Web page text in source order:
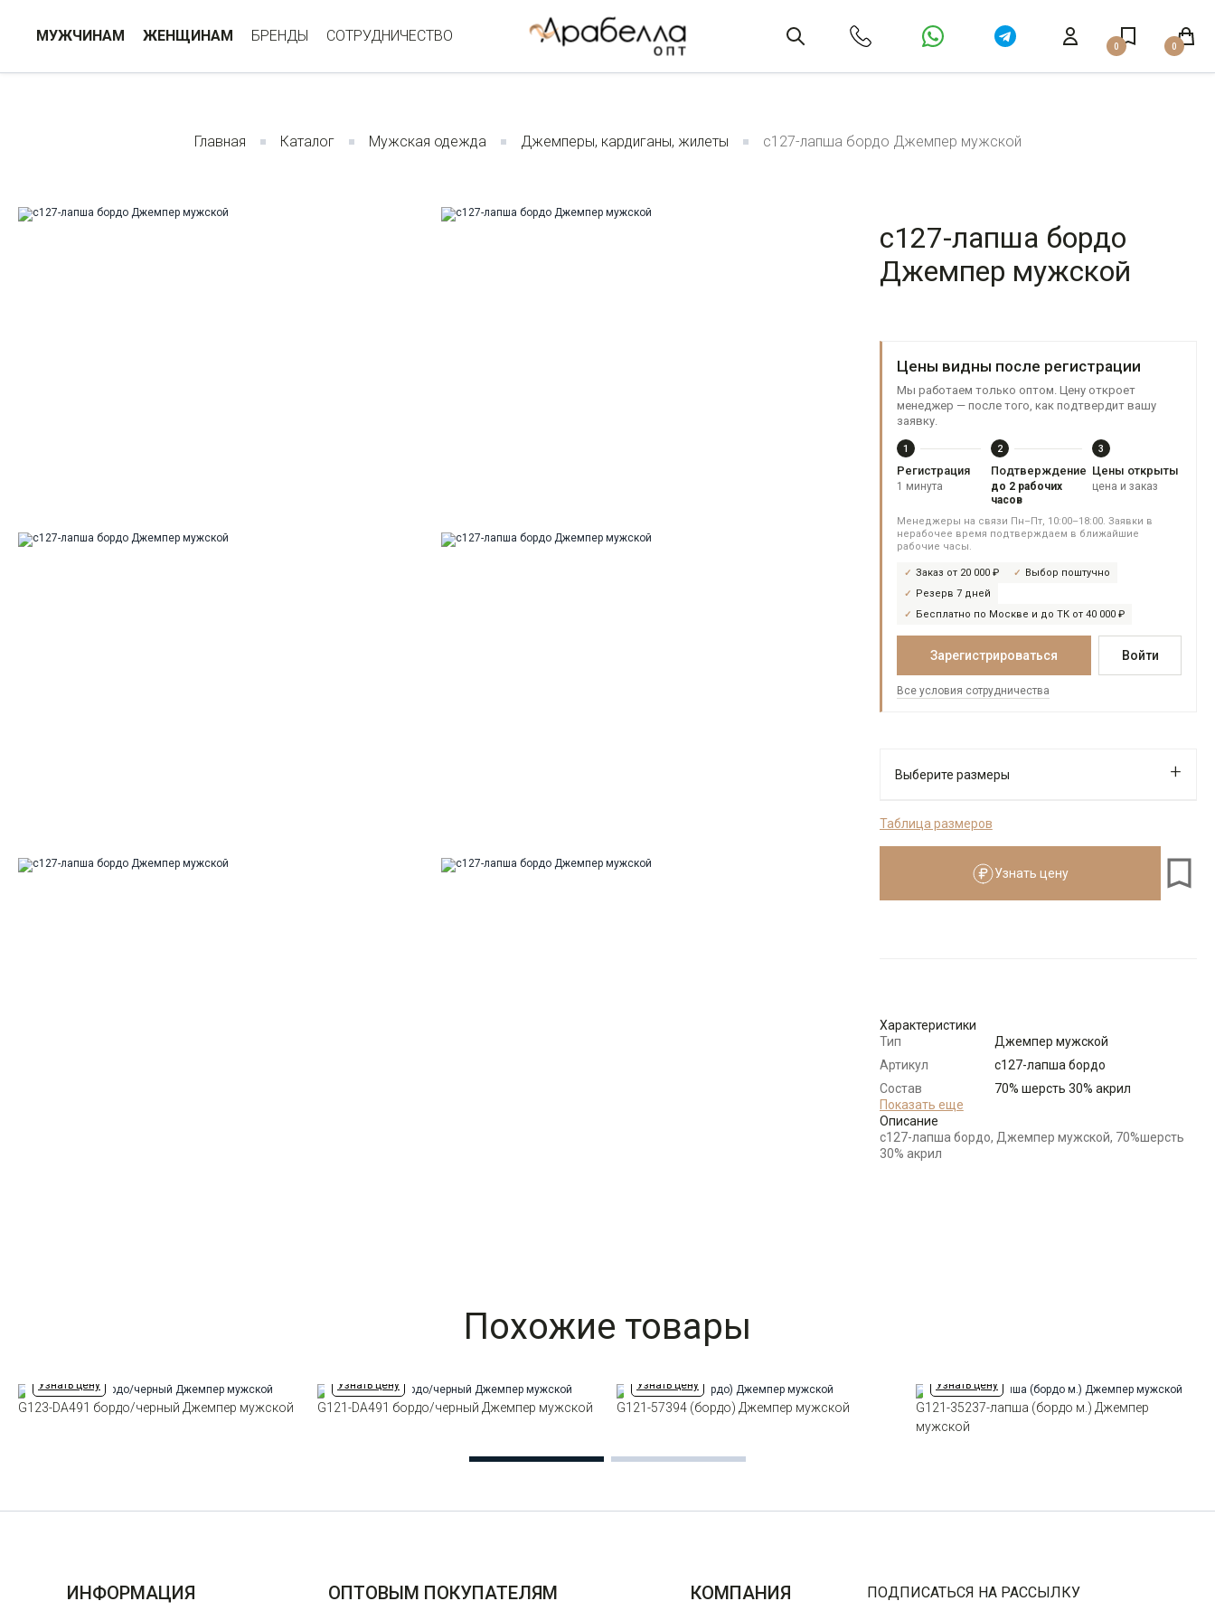
МУЖЧИНАМ ЖЕНЩИНАМ БРЕНДЫ СОТРУДНИЧЕСТВО
0 0
Главная Каталог Мужская одежда Джемперы, кардиганы, жилеты c127-лапша бордо Джемпер мужской
c127-лапша бордо
Джемпер мужской
Цены видны после регистрации
Мы работаем только оптом. Цену откроет
менеджер — после того, как подтвердит вашу
заявку.
1
Регистрация
1 минута
2
Подтверждение
до 2 рабочих
часов
3
Цены открыты
цена и заказ
Менеджеры на связи Пн–Пт, 10:00–18:00. Заявки в
нерабочее время подтверждаем в ближайшие
рабочие часы.
Заказ от 20 000 ₽
Выбор поштучно
Резерв 7 дней
Бесплатно по Москве и до ТК от 40 000 ₽
Зарегистрироваться Войти
Все условия сотрудничества
Выберите размеры
- +
56
Таблица размеров
Узнать цену
Характеристики
Тип
Джемпер мужской
Артикул
c127-лапша бордо
Состав
сырья
70% шерсть 30% акрил
Бренд
Модель
Показать еще
Описание
c127-лапша бордо, Джемпер мужской, 70%шерсть
30% акрил
Похожие товары
Узнать цену
G123-DA491 бордо/черный Джемпер мужской
Узнать цену
G121-DA491 бордо/черный Джемпер мужской
Узнать цену
G121-57394 (бордо) Джемпер мужской
Узнать цену
G121-35237-лапша (бордо м.) Джемпер
мужской
ИНФОРМАЦИЯ ОПТОВЫМ ПОКУПАТЕЛЯМ КОМПАНИЯ ПОДПИСАТЬСЯ НА РАССЫЛКУ